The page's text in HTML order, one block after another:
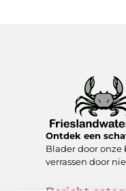
Ontdek een
Blader door onze
verrassen door